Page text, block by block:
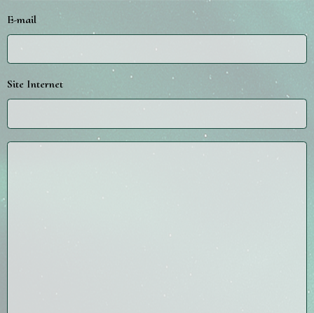
E-mail
Site Internet